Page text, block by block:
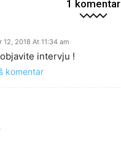
1 komentar
12, 2018 At 11:34 am
intervju !
komentar